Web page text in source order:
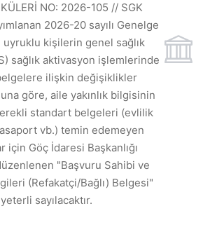
NO: 2026-105 // SGK
2026-20 sayılı Genelge
uyruklu kişilerin genel sağlık
sağlık aktivasyon işlemlerinde
ilişkin değişiklikler
göre, aile yakınlık bilgisinin
standart belgeleri (evlilik
vb.) temin edemeyen
için Göç İdaresi Başkanlığı
"Başvuru Sahibi ve
(Refakatçi/Bağlı) Belgesi"
yeterli sayılacaktır.